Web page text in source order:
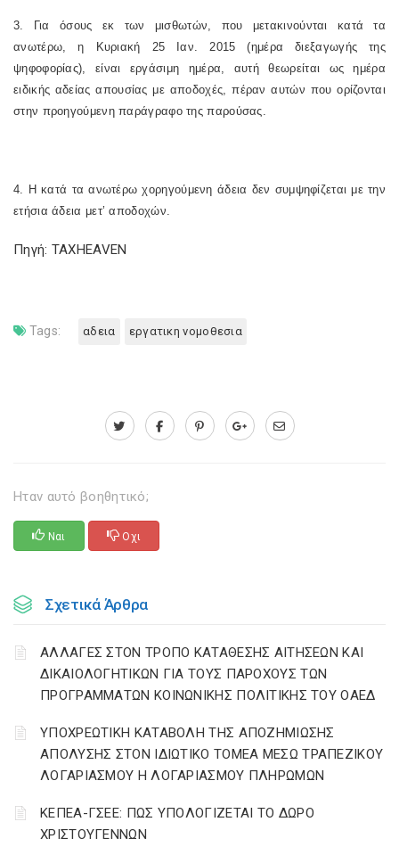
3. Για όσους εκ των μισθωτών, που μετακινούνται κατά τα
ανωτέρω, η Κυριακή 25 Ιαν. 2015 (ημέρα διεξαγωγής της
ψηφοφορίας), είναι εργάσιμη ημέρα, αυτή θεωρείται ως ημέρα
ειδικής αδείας απουσίας με αποδοχές, πέραν αυτών που ορίζονται
στην προηγούμενη παράγραφο της παρούσας.
4. Η κατά τα ανωτέρω χορηγούμενη άδεια δεν συμψηφίζεται με την
ετήσια άδεια μετ’ αποδοχών.
Πηγή: TAXHEAVEN
Tags: αδεια εργατικη νομοθεσια
Ηταν αυτό βοηθητικό;
Ναι Οχι
Σχετικά Άρθρα
ΑΛΛΑΓΕΣ ΣΤΟΝ ΤΡΟΠΟ ΚΑΤΑΘΕΣΗΣ ΑΙΤΗΣΕΩΝ ΚΑΙ
ΔΙΚΑΙΟΛΟΓΗΤΙΚΩΝ ΓΙΑ ΤΟΥΣ ΠΑΡΟΧΟΥΣ ΤΩΝ
ΠΡΟΓΡΑΜΜΑΤΩΝ ΚΟΙΝΩΝΙΚΗΣ ΠΟΛΙΤΙΚΗΣ ΤΟΥ ΟΑΕΔ
YΠΟΧΡΕΩΤΙΚΗ ΚΑΤΑΒΟΛΗ ΤΗΣ ΑΠΟΖΗΜΙΩΣΗΣ
ΑΠΟΛΥΣΗΣ ΣΤΟΝ ΙΔΙΩΤΙΚΟ ΤΟΜΕΑ ΜΕΣΩ ΤΡΑΠΕΖΙΚΟΥ
ΛΟΓΑΡΙΑΣΜΟΥ Η ΛΟΓΑΡΙΑΣΜΟΥ ΠΛΗΡΩΜΩΝ
ΚΕΠΕΑ-ΓΣΕΕ: ΠΩΣ ΥΠΟΛΟΓΙΖΕΤΑΙ ΤΟ ΔΩΡΟ
ΧΡΙΣΤΟΥΓΕΝΝΩΝ